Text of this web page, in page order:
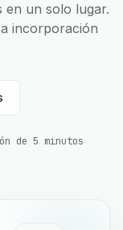
en un solo lugar.
incorporación
de 5 minutos